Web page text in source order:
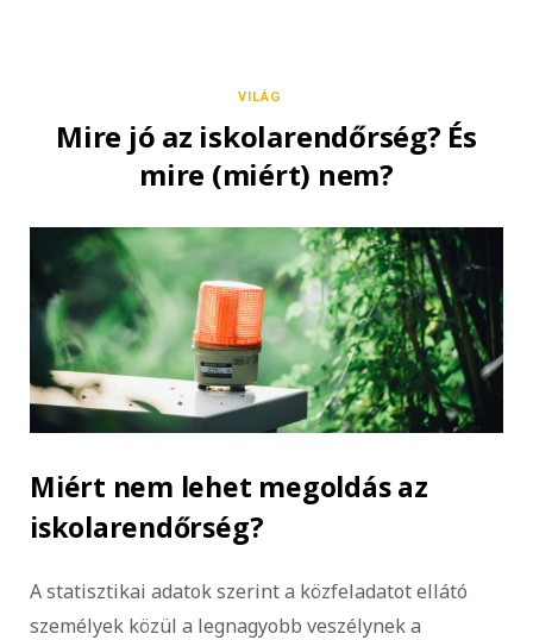
VILÁG
Mire jó az iskolarendőrség? És
mire (miért) nem?
Miért nem lehet megoldás az
iskolarendőrség?
A statisztikai adatok szerint a közfeladatot ellátó
személyek közül a legnagyobb veszélynek a